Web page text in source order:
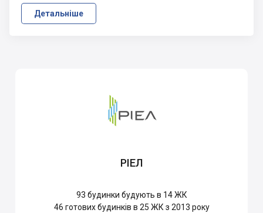
Детальніше
РІЕЛ
93 будинки будують в 14 ЖК
46 готових будинків в 25 ЖК з 2013 року